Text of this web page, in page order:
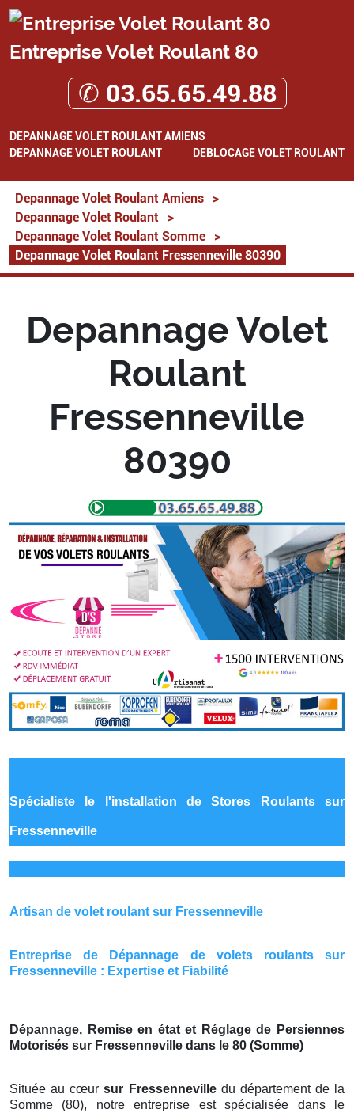
Entreprise Volet Roulant 80
✆ 03.65.65.49.88
DEPANNAGE VOLET ROULANT AMIENS
DEPANNAGE VOLET ROULANT
DEBLOCAGE VOLET ROULANT
Depannage Volet Roulant Amiens
>
Depannage Volet Roulant
>
Depannage Volet Roulant Somme
>
Depannage Volet Roulant Fressenneville 80390
Depannage Volet
Roulant
Fressenneville
80390
Spécialiste le l'installation de Stores Roulants sur
Fressenneville
Artisan de volet roulant sur Fressenneville
Entreprise de Dépannage de volets roulants sur
Fressenneville : Expertise et Fiabilité
Dépannage, Remise en état et Réglage de Persiennes
Motorisés sur Fressenneville dans le 80 (Somme)
Située au cœursur Fressenneville du département de la
Somme (80), notre entreprise est spécialisée dans le